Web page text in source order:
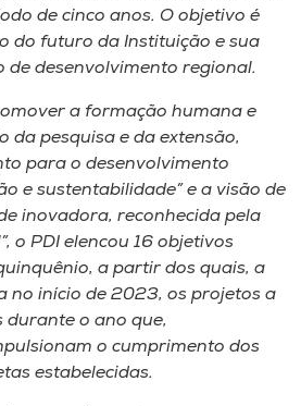
de cinco anos. O objetivo é
do futuro da Instituição e sua
de desenvolvimento regional.
a formação humana e
da pesquisa e da extensão,
para o desenvolvimento
e sustentabilidade” e a visão de
inovadora, reconhecida pela
o PDI elencou 16 objetivos
a partir dos quais, a
no início de 2023, os projetos a
durante o ano que,
o cumprimento dos
estabelecidas.